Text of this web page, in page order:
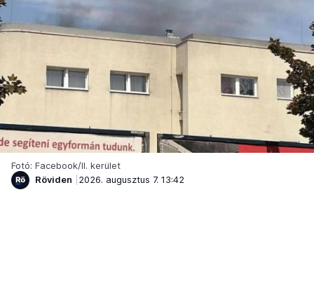
Fotó: Facebook/II. kerület
Röviden
2026. augusztus 7. 13:42